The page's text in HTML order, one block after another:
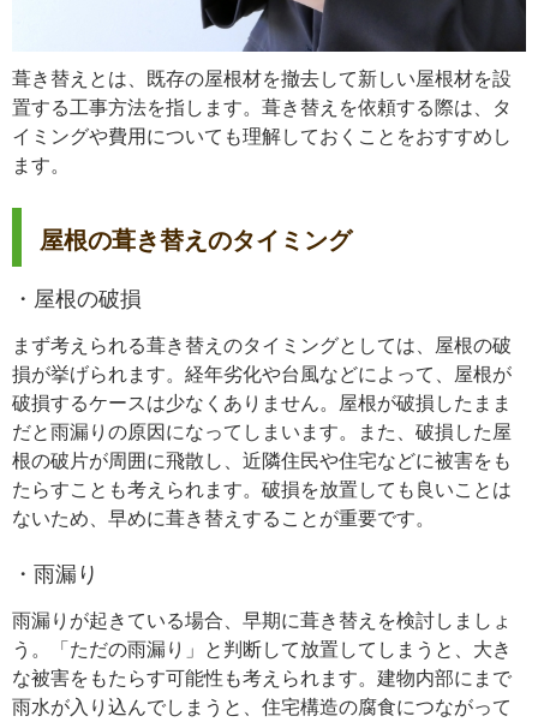
葺き替えとは、既存の屋根材を撤去して新しい屋根材を設
置する工事方法を指します。葺き替えを依頼する際は、タ
イミングや費用についても理解しておくことをおすすめし
ます。
屋根の葺き替えのタイミング
・屋根の破損
まず考えられる葺き替えのタイミングとしては、屋根の破
損が挙げられます。経年劣化や台風などによって、屋根が
破損するケースは少なくありません。屋根が破損したまま
だと雨漏りの原因になってしまいます。また、破損した屋
根の破片が周囲に飛散し、近隣住民や住宅などに被害をも
たらすことも考えられます。破損を放置しても良いことは
ないため、早めに葺き替えすることが重要です。
・雨漏り
雨漏りが起きている場合、早期に葺き替えを検討しましょ
う。「ただの雨漏り」と判断して放置してしまうと、大き
な被害をもたらす可能性も考えられます。建物内部にまで
雨水が入り込んでしまうと、住宅構造の腐食につながって